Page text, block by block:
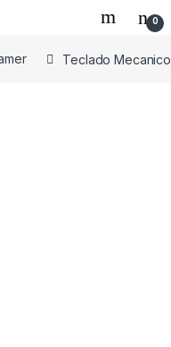
0
Teclado